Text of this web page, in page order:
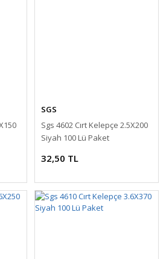
SGS
Sgs 4602 Cırt Kelepçe 2.5X200
Siyah 100 Lü Paket
32,50 TL